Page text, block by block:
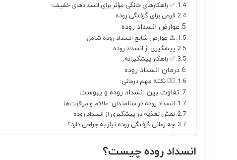
✅ راهکارهای خانگی مؤثر برای انسدادهای خفیف:
قرص برای گرفتگی روده
عوارض انسداد روده
⚠️ عوارض شایع انسداد روده شامل:
پیشگیری از انسداد روده
✅ راهکار پیشگیرانه:
درمان انسداد روده
👨‍⚕️ نکته مهم درمانی:
تفاوت بین انسداد روده و یبوست
انسداد روده در سالمندان: علائم و مراقبت‌ها
نقش تغذیه در پیشگیری از انسداد روده
چه زمانی گرفتگی روده نیاز به جراحی دارد؟
انسداد روده چیست؟